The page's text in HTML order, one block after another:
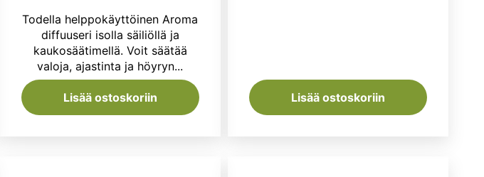
hinta
oli:
63,90 €.
on:
49,95 €.
Todella helppokäyttöinen Aroma
diffuuseri isolla säiliöllä ja
kaukosäätimellä. Voit säätää
valoja, ajastinta ja höyryn...
Lisää ostoskoriin Lisää ostoskoriin